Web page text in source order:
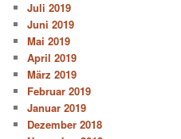
Juli 2019
Juni 2019
Mai 2019
April 2019
März 2019
Februar 2019
Januar 2019
Dezember 2018